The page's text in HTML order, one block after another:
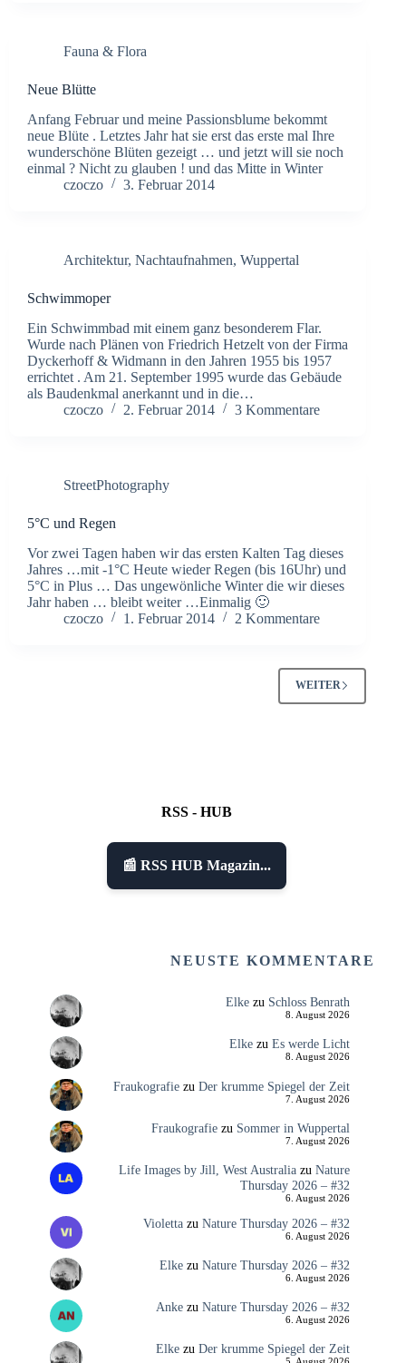
Fauna & Flora
Neue Blütte
Anfang Februar und meine Passionsblume bekommt
neue Blüte . Letztes Jahr hat sie erst das erste mal Ihre
wunderschöne Blüten gezeigt … und jetzt will sie noch
einmal ? Nicht zu glauben ! und das Mitte in Winter
czoczo
3. Februar 2014
Architektur, Nachtaufnahmen, Wuppertal
Schwimmoper
Ein Schwimmbad mit einem ganz besonderem Flar.
Wurde nach Plänen von Friedrich Hetzelt von der Firma
Dyckerhoff & Widmann in den Jahren 1955 bis 1957
errichtet . Am 21. September 1995 wurde das Gebäude
als Baudenkmal anerkannt und in die…
czoczo
2. Februar 2014 3 Kommentare
StreetPhotography
5°C und Regen
Vor zwei Tagen haben wir das ersten Kalten Tag dieses
Jahres …mit -1°C Heute wieder Regen (bis 16Uhr) und
5°C in Plus … Das ungewönliche Winter die wir dieses
Jahr haben … bleibt weiter …Einmalig 🙂
czoczo
1. Februar 2014 2 Kommentare
WEITER
RSS - HUB
📰 RSS HUB Magazin...
NEUSTE KOMMENTARE
Elkezu Schloss Benrath
8. August 2026
Elkezu Es werde Licht
8. August 2026
Fraukografiezu Der krumme Spiegel der Zeit
7. August 2026
Fraukografiezu Sommer in Wuppertal
7. August 2026
Life Images by Jill, West Australiazu Nature
Thursday 2026 – #32
6. August 2026
Violettazu Nature Thursday 2026 – #32
6. August 2026
Elkezu Nature Thursday 2026 – #32
6. August 2026
Ankezu Nature Thursday 2026 – #32
6. August 2026
Elkezu Der krumme Spiegel der Zeit